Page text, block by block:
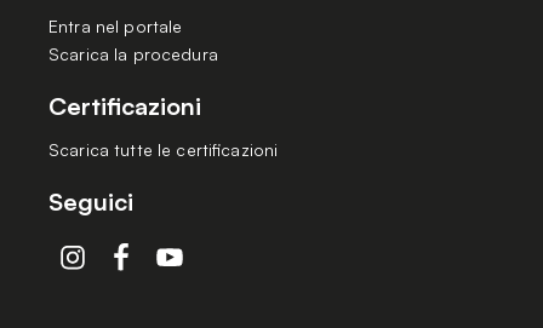
Entra nel portale
Scarica la procedura
Certificazioni
Scarica tutte le certificazioni
Seguici